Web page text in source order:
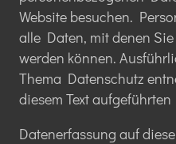
Website besuchen.
alle Daten, mit denen
werden können.
Thema Datenschutz
diesem Text
Datenerfassung auf